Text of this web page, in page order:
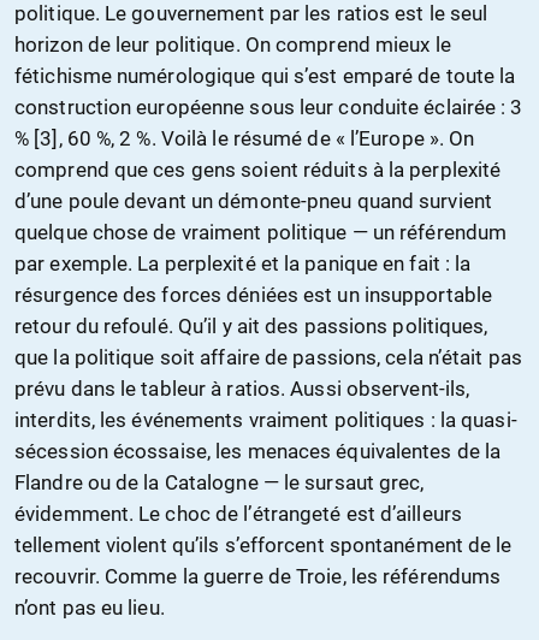
politique. Le gouvernement par les ratios est le seul
horizon de leur politique. On comprend mieux le
fétichisme numérologique qui s’est emparé de toute la
construction européenne sous leur conduite éclairée : 3
% [3], 60 %, 2 %. Voilà le résumé de « l’Europe ». On
comprend que ces gens soient réduits à la perplexité
d’une poule devant un démonte-pneu quand survient
quelque chose de vraiment politique — un référendum
par exemple. La perplexité et la panique en fait : la
résurgence des forces déniées est un insupportable
retour du refoulé. Qu’il y ait des passions politiques,
que la politique soit affaire de passions, cela n’était pas
prévu dans le tableur à ratios. Aussi observent-ils,
interdits, les événements vraiment politiques : la quasi-
sécession écossaise, les menaces équivalentes de la
Flandre ou de la Catalogne — le sursaut grec,
évidemment. Le choc de l’étrangeté est d’ailleurs
tellement violent qu’ils s’efforcent spontanément de le
recouvrir. Comme la guerre de Troie, les référendums
n’ont pas eu lieu.